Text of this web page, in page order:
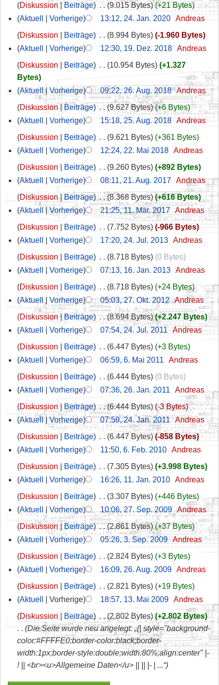
Diskussion
Beiträge ‎ 9.015 Bytes
+21 Bytes
Aktuell
Vorherige 13:12, 24. Jan. 2020‎ Andreas
Diskussion
Beiträge 8.994 Bytes
-1.960 Bytes
Aktuell
Vorherige 12:30, 19. Dez. 2018‎ Andreas
Diskussion
Beiträge 10.954 Bytes
+1.327
Bytes
Aktuell
Vorherige 09:22, 26. Aug. 2018‎ Andreas
Diskussion
Beiträge ‎ 9.627 Bytes
+6 Bytes
Aktuell
Vorherige 15:18, 25. Aug. 2018‎ Andreas
Diskussion
Beiträge 9.621 Bytes
+361 Bytes
Aktuell
Vorherige 12:24, 22. Mai 2018‎ Andreas
Diskussion
Beiträge 9.260 Bytes
+892 Bytes
Aktuell
Vorherige 08:11, 21. Aug. 2017‎ Andreas
Diskussion
Beiträge ‎ 8.368 Bytes
+616 Bytes
Aktuell
Vorherige 21:25, 11. Mär. 2017‎ Andreas
Diskussion
Beiträge 7.752 Bytes
-966 Bytes
Aktuell
Vorherige 17:20, 24. Jul. 2013‎ Andreas
Diskussion
Beiträge 8.718 Bytes
0 Bytes
Aktuell
Vorherige 07:13, 16. Jan. 2013‎ Andreas
Diskussion
Beiträge 8.718 Bytes
+24 Bytes
Aktuell
Vorherige 05:03, 27. Okt. 2012‎ Andreas
Diskussion
Beiträge ‎ 8.694 Bytes
+2.247 Bytes
Aktuell
Vorherige 07:54, 24. Jul. 2011‎ Andreas
Diskussion
Beiträge 6.447 Bytes
+3 Bytes
Aktuell
Vorherige 06:59, 6. Mai 2011
Andreas
Diskussion
Beiträge 6.444 Bytes
0 Bytes
Aktuell
Vorherige 07:36, 26. Jan. 2011
Andreas
Diskussion
Beiträge ‎ 6.444 Bytes
-3 Bytes
Aktuell
Vorherige 07:59, 24. Jan. 2011‎ Andreas
Diskussion
Beiträge 6.447 Bytes
-858 Bytes
Aktuell
Vorherige 11:50, 6. Feb. 2010‎ Andreas
Diskussion
Beiträge 7.305 Bytes
+3.998 Bytes
Aktuell
Vorherige 16:26, 11. Jan. 2010‎ Andreas
Diskussion
Beiträge 3.307 Bytes
+446 Bytes
Aktuell
Vorherige 10:06, 27. Sep. 2009‎ Andreas
Diskussion
Beiträge ‎ 2.861 Bytes
+37 Bytes
Aktuell
Vorherige 05:26, 3. Sep. 2009‎ Andreas
Diskussion
Beiträge 2.824 Bytes
+3 Bytes
Aktuell
Vorherige 16:09, 26. Aug. 2009‎ Andreas
Diskussion
Beiträge 2.821 Bytes
+19 Bytes
Aktuell
Vorherige 18:57, 13. Mai 2009‎ Andreas
Diskussion
Beiträge ‎ 2.802 Bytes
+2.802 Bytes
Die Seite wurde neu angelegt: „{| style="background-
color:#FFFFE0;border-color:black;border-
width:1px;border-style:double;width:80%;align:center" |-
! || <br><u>Allgemeine Daten</u> || || |- | ...“